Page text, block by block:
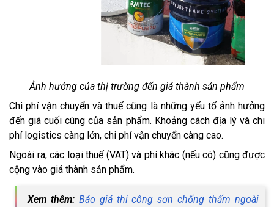
Ảnh hưởng của thị trường đến giá thành sản phẩm
Chi phí vận chuyển và thuế cũng là những yếu tố ảnh hưởng
đến giá cuối cùng của sản phẩm. Khoảng cách địa lý và chi
phí logistics càng lớn, chi phí vận chuyển càng cao.
Ngoài ra, các loại thuế (VAT) và phí khác (nếu có) cũng được
cộng vào giá thành sản phẩm.
Xem thêm: Báo giá thi công sơn chống thấm ngoài